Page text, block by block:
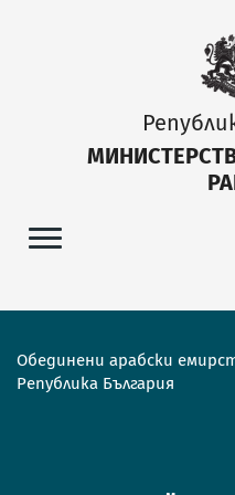
Обединени арабски
Република България